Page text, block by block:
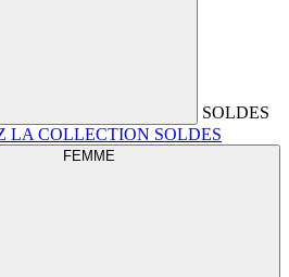
SOLDES
LA COLLECTION SOLDES
FEMME